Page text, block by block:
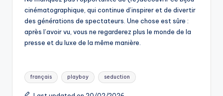
cinématographique, qui continue d’inspirer et de divertir
des générations de spectateurs. Une chose est sûre :
après l’avoir vu, vous ne regarderez plus le monde de la
presse et du luxe de la même manière.
Tags:
français playboy seduction